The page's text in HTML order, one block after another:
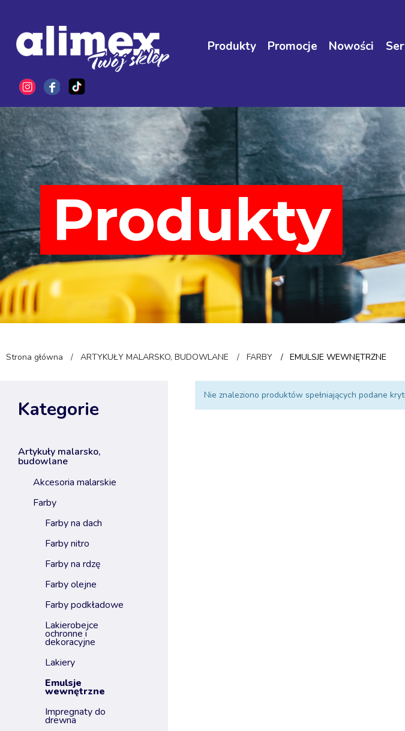
Produkty Promocje Nowości
Produkty
Strona główna / ARTYKUŁY MALARSKO, BUDOWLANE / FARBY / EMULSJE WEWNĘTRZNE
Kategorie
artykuły malarsko,
budowlane
akcesoria malarskie
farby
farby na dach
farby nitro
farby na rdzę
farby olejne
farby podkładowe
lakierobejce
ochronne i
dekoracyjne
lakiery
emulsje
wewnętrzne
impregnaty do
drewna
Nie znaleziono produktów spełniających podane